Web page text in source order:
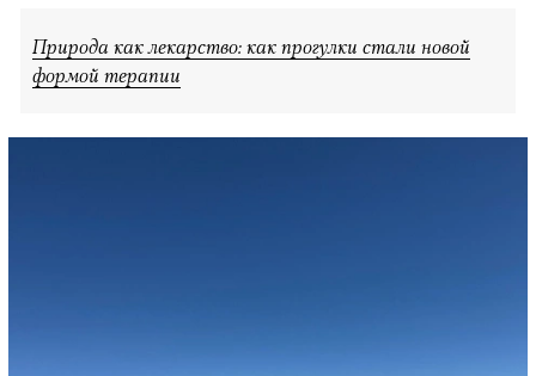
Природа как лекарство: как прогулки стали новой
формой терапии